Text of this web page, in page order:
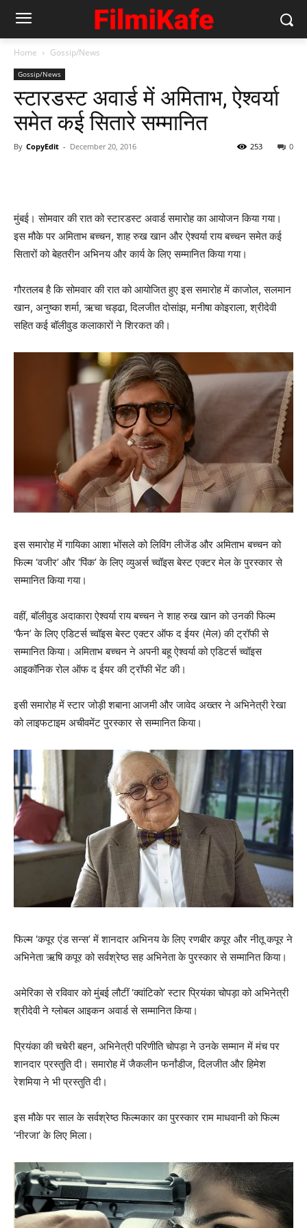
Home Gossip/News
Gossip/News
स्‍टारडस्‍ट अवार्ड में अमिताभ, ऐश्‍वर्या
समेत कई सितारे सम्‍मानित
By CopyEdit - December 20, 2016 0
253
मुंबई। सोमवार की रात को स्‍टारडस्‍ट अवार्ड समारोह का आयोजन किया गया।
इस मौके पर अमिताभ बच्चन, शाह रुख खान और ऐश्वर्या राय बच्चन समेत कई
सितारों को बेहतरीन अभिनय और कार्य के लिए सम्मानित किया गया।
गौरतलब है कि सोमवार की रात को आयोजित हुए इस समारोह में काजोल, सलमान
खान, अनुष्का शर्मा, ऋचा चड्ढा, दिलजीत दोसांझ, मनीषा कोइराला, श्रीदेवी
सहित कई बॉलीवुड कलाकारों ने शिरकत की।
इस समारोह में गायिका आशा भोंसले को लिविंग लीजेंड और अमिताभ बच्चन को
फिल्म ‘वजीर’ और ‘पिंक’ के लिए व्युअर्स च्‍वॉइस बेस्ट एक्टर मेल के पुरस्कार से
सम्मानित किया गया।
वहीं, बॉलीवुड अदाकारा ऐश्वर्या राय बच्‍चन ने शाह रुख खान को उनकी फिल्म
‘फैन’ के लिए एडिटर्स च्‍वॉइस बेस्ट एक्टर ऑफ द ईयर (मेल) की ट्रॉफी से
सम्मानित किया। अमिताभ बच्‍चन ने अपनी बहू ऐश्वर्या को एडिटर्स च्‍वॉइस
आइकॉनिक रोल ऑफ द ईयर की ट्रॉफी भेंट की।
इसी समारोह में स्टार जोड़ी शबाना आजमी और जावेद अख्तर ने अभिनेत्री रेखा
को लाइफटाइम अचीवमेंट पुरस्कार से सम्मानित किया।
फिल्म ‘कपूर एंड सन्स’ में शानदार अभिनय के लिए रणबीर कपूर और नीतू कपूर ने
अभिनेता ऋषि कपूर को सर्वश्रेष्ठ सह अभिनेता के पुरस्कार से सम्मानित किया।
अमेरिका से रविवार को मुंबई लौटीं ‘क्वांटिको’ स्टार प्रियंका चोपड़ा को अभिनेत्री
श्रीदेवी ने ग्लोबल आइकन अवार्ड से सम्मानित किया।
प्रियंका की चचेरी बहन, अभिनेत्री परिणीति चोपड़ा ने उनके सम्मान में मंच पर
शानदार प्रस्तुति दी। समारोह में जैकलीन फर्नांडीज, दिलजीत और हिमेश
रेशमिया ने भी प्रस्तुति दी।
इस मौके पर साल के सर्वश्रेष्ठ फिल्मकार का पुरस्कार राम माधवानी को फिल्म
‘नीरजा’ के लिए मिला।